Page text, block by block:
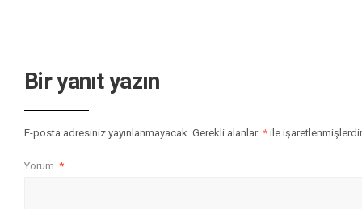
Bir yanıt yazın
E-posta adresiniz yayınlanmayacak. Gerekli alanlar * ile işaretlenmişlerdir
Yorum *